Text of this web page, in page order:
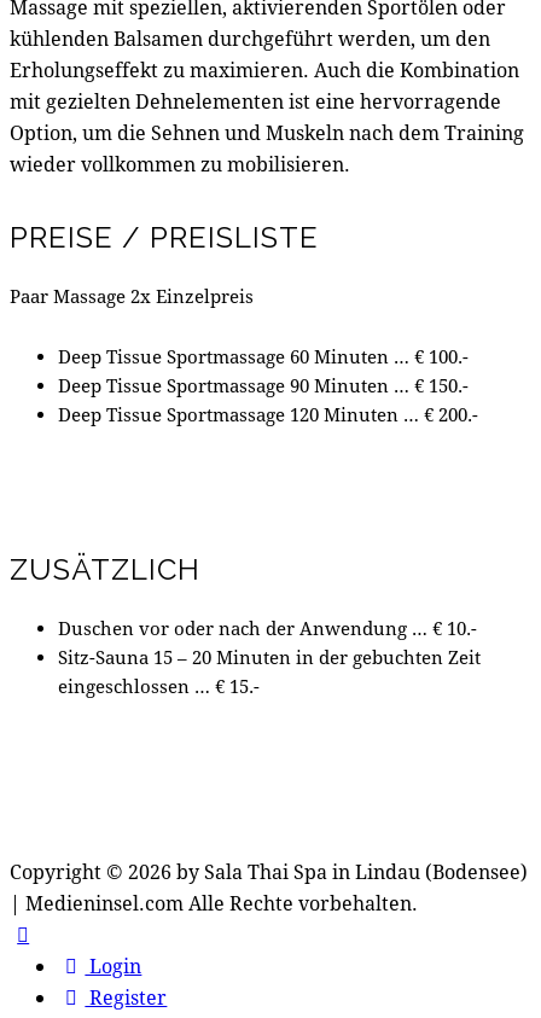
Massage mit speziellen, aktivierenden Sportölen oder
kühlenden Balsamen durchgeführt werden, um den
Erholungseffekt zu maximieren. Auch die Kombination
mit gezielten Dehnelementen ist eine hervorragende
Option, um die Sehnen und Muskeln nach dem Training
wieder vollkommen zu mobilisieren.
PREISE / PREISLISTE
Paar Massage 2x Einzelpreis
Deep Tissue Sportmassage 60 Minuten … € 100.-
Deep Tissue Sportmassage 90 Minuten … € 150.-
Deep Tissue Sportmassage 120 Minuten … € 200.-
ZUSÄTZLICH
Duschen vor oder nach der Anwendung … € 10.-
Sitz-Sauna 15 – 20 Minuten in der gebuchten Zeit
eingeschlossen … € 15.-
Copyright © 2026 by Sala Thai Spa in Lindau (Bodensee)
| Medieninsel.com Alle Rechte vorbehalten.
Login
Register